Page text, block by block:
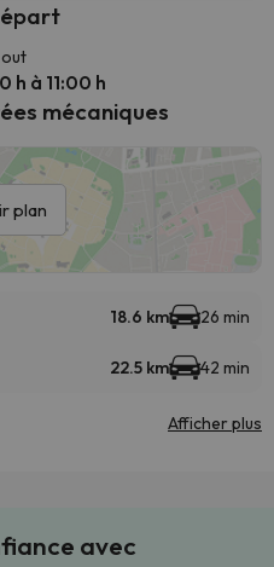
h à 11:00 h
mécaniques
plan
18.6 km 26 min
22.5 km 42 min
Afficher plus
avec